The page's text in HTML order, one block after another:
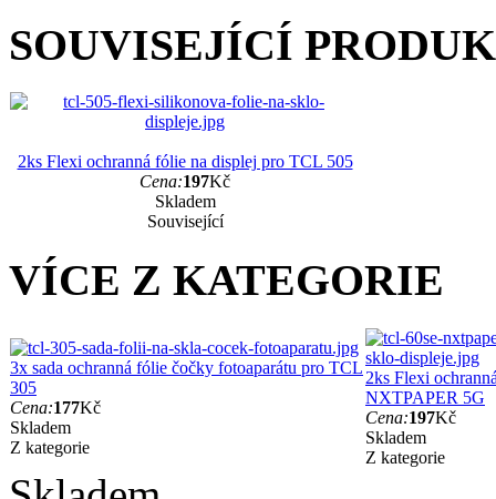
SOUVISEJÍCÍ
2ks Flexi ochranná fólie na displej pro TCL 505
Cena:197Kč
Skladem
Související
VÍCE Z KATEGORIE
3x sada ochranná fólie čočky fotoaparátu pro TCL
305
Cena:177Kč
Skladem
Z kategorie
2ks Flexi
NXTPAPER 5G
Cena:197Kč
Skladem
Z kategorie